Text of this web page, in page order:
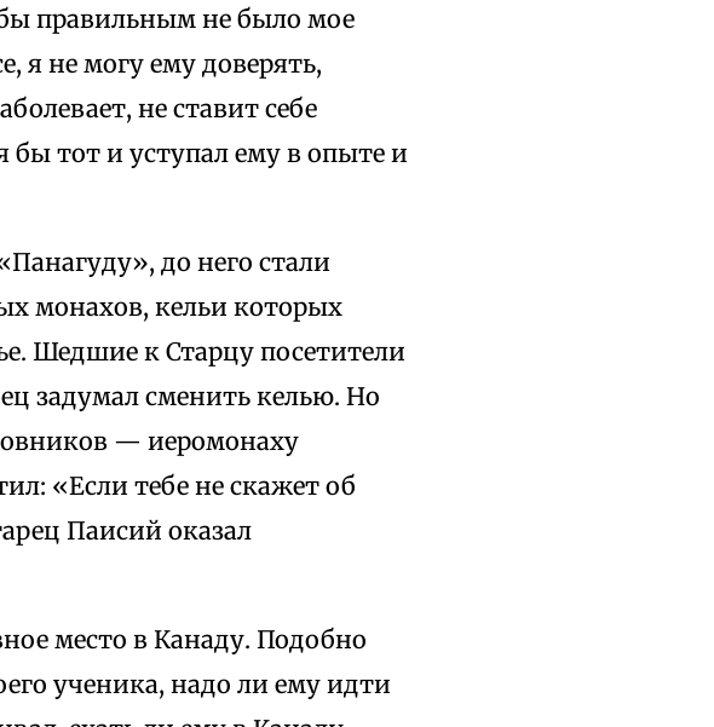
правильным не было мое
я не могу ему доверять,
не ставит себе
бы тот и уступал ему в опыте и
до него стали
монахов, кельи которых
Шедшие к Старцу посетители
задумал сменить келью. Но
— иеромонаху
«Если тебе не скажет об
Паисий оказал
место в Канаду. Подобно
ученика, надо ли ему идти